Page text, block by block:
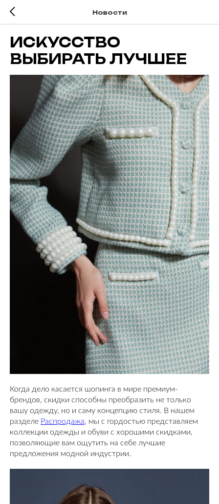
Новости
ИСКУССТВО
ВЫБИРАТЬ ЛУЧШЕЕ
Когда дело касается шопинга в мире премиум-
брендов, скидки способны преобразить не только
вашу одежду, но и саму концепцию стиля. В нашем
разделе Распродажа, мы с гордостью представляем
коллекции одежды и обуви с хорошими скидками,
позволяющие вам ощутить на себе лучшие
предложения модной индустрии.